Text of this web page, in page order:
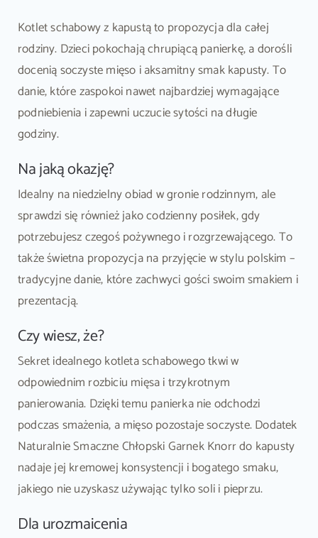
Kotlet schabowy z kapustą to propozycja dla całej
rodziny. Dzieci pokochają chrupiącą panierkę, a dorośli
docenią soczyste mięso i aksamitny smak kapusty. To
danie, które zaspokoi nawet najbardziej wymagające
podniebienia i zapewni uczucie sytości na długie
godziny.
Na jaką okazję?
Idealny na niedzielny obiad w gronie rodzinnym, ale
sprawdzi się również jako codzienny posiłek, gdy
potrzebujesz czegoś pożywnego i rozgrzewającego. To
także świetna propozycja na przyjęcie w stylu polskim –
tradycyjne danie, które zachwyci gości swoim smakiem i
prezentacją.
Czy wiesz, że?
Sekret idealnego kotleta schabowego tkwi w
odpowiednim rozbiciu mięsa i trzykrotnym
panierowania. Dzięki temu panierka nie odchodzi
podczas smażenia, a mięso pozostaje soczyste. Dodatek
Naturalnie Smaczne Chłopski Garnek Knorr do kapusty
nadaje jej kremowej konsystencji i bogatego smaku,
jakiego nie uzyskasz używając tylko soli i pieprzu.
Dla urozmaicenia